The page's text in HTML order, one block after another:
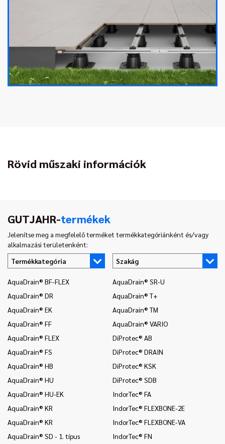
Rövid műszaki információk
GUTJAHR-termékek
Jelenítse meg a megfelelő terméket termékkategóriánként és/vagy
alkalmazási területenként:
Termékkategória
Szakág
AquaDrain® BF-FLEX
AquaDrain® DR
AquaDrain® EK
AquaDrain® FF
AquaDrain® FLEX
AquaDrain® FS
AquaDrain® HB
AquaDrain® HU
AquaDrain® HU-EK
AquaDrain® KR
AquaDrain® KR
AquaDrain® SD - 1. típus
AquaDrain® SR-U
AquaDrain® T+
AquaDrain® TM
AquaDrain® VARIO
DiProtec® AB
DiProtec® DRAIN
DiProtec® KSK
DiProtec® SDB
IndorTec® FA
IndorTec® FLEXBONE-2E
IndorTec® FLEXBONE-VA
IndorTec® FN